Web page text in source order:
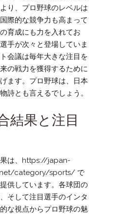
り、プロ野球のレベルは
際的な競争力も高まって
育成にも力を入れてお
手が次々と登場していま
会議は毎年大きな注目を
の戦力を獲得するために
ます。プロ野球は、日本
詩とも言えるでしょう。
結果と注目
果は、https://japan-
category/sports/ で
供しています。各球団の
そして注目選手のインタ
な視点からプロ野球の魅